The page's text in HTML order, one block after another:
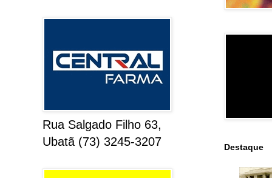
Destaque
Rua Salgado Filho 63,
Ubatã (73) 3245-3207